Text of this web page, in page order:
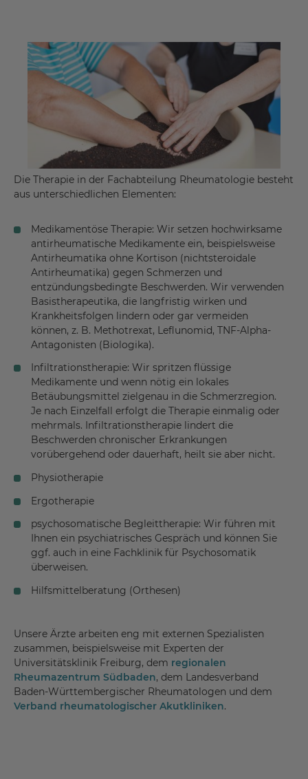
Die Therapie in der Fachabteilung Rheumatologie besteht
aus unterschiedlichen Elementen:
Medikamentöse Therapie: Wir setzen hochwirksame
antirheumatische Medikamente ein, beispielsweise
Antirheumatika ohne Kortison (nichtsteroidale
Antirheumatika) gegen Schmerzen und
entzündungsbedingte Beschwerden. Wir verwenden
Basistherapeutika, die langfristig wirken und
Krankheitsfolgen lindern oder gar vermeiden
können, z. B. Methotrexat, Leflunomid, TNF-Alpha-
Antagonisten (Biologika).
Infiltrationstherapie: Wir spritzen flüssige
Medikamente und wenn nötig ein lokales
Betäubungsmittel zielgenau in die Schmerzregion.
Je nach Einzelfall erfolgt die Therapie einmalig oder
mehrmals. Infiltrationstherapie lindert die
Beschwerden chronischer Erkrankungen
vorübergehend oder dauerhaft, heilt sie aber nicht.
Physiotherapie
Ergotherapie
psychosomatische Begleittherapie: Wir führen mit
Ihnen ein psychiatrisches Gespräch und können Sie
ggf. auch in eine Fachklinik für Psychosomatik
überweisen.
Hilfsmittelberatung (Orthesen)
Unsere Ärzte arbeiten eng mit externen Spezialisten
zusammen, beispielsweise mit Experten der
Universitätsklinik Freiburg, dem regionalen
Rheumazentrum Südbaden, dem Landesverband
Baden-Württembergischer Rheumatologen und dem
Verband rheumatologischer Akutkliniken.